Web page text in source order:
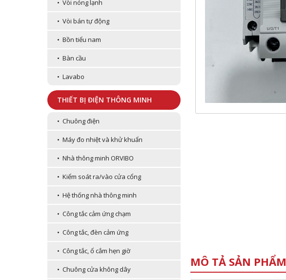
• Vòi nóng lạnh
• Vòi bán tự động
• Bồn tiểu nam
• Bàn cầu
• Lavabo
THIẾT BỊ ĐIỆN THÔNG MINH
• Chuông điện
• Máy đo nhiệt và khử khuẩn
• Nhà thông minh ORVIBO
• Kiểm soát ra/vào cửa cổng
• Hệ thống nhà thông minh
• Công tắc cảm ứng chạm
• Công tắc, đèn cảm ứng
• Công tắc, ổ cắm hẹn giờ
• Chuông cửa không dây
MÔ TẢ SẢN PHẨM